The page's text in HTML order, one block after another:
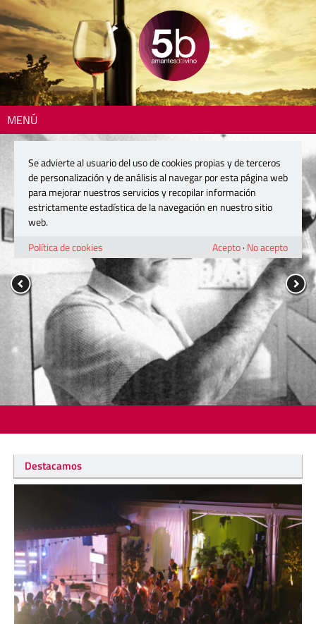
MENÚ
Destacamos
Se advierte al usuario del uso de cookies propias y de terceros
de personalización y de análisis al navegar por esta página web
para mejorar nuestros servicios y recopilar información
estrictamente estadística de la navegación en nuestro sitio
web.
Política de cookies
Acepto· No acepto